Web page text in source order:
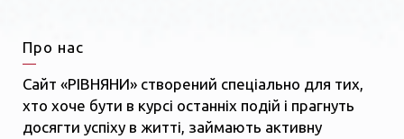
Про нас
Сайт «РІВНЯНИ» створений спеціально для тих,
хто хоче бути в курсі останніх подій і прагнуть
досягти успіху в житті, займають активну